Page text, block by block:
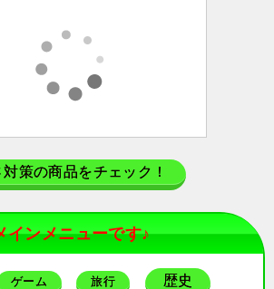
策の商品をチェック！
インメニューです♪
ゲーム 旅行 歴史